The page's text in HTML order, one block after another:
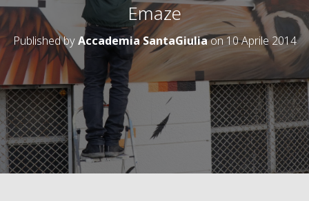
Emaze
Published byAccademia SantaGiuliaon10 Aprile 2014